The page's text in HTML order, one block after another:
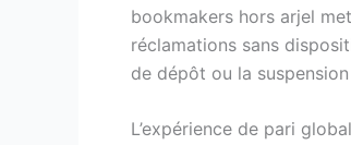
bookmakers hors arjel
réclamations sans
de dépôt ou la
L’expérience de pari